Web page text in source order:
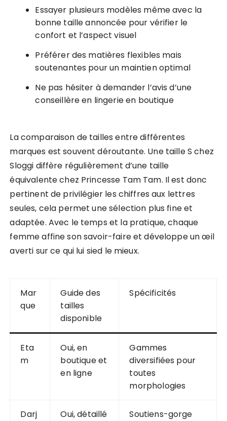
Essayer plusieurs modèles même avec la
bonne taille annoncée pour vérifier le
confort et l’aspect visuel
Préférer des matières flexibles mais
soutenantes pour un maintien optimal
Ne pas hésiter à demander l’avis d’une
conseillère en lingerie en boutique
La comparaison de tailles entre différentes
marques est souvent déroutante. Une taille S chez
Sloggi diffère régulièrement d’une taille
équivalente chez Princesse Tam Tam. Il est donc
pertinent de privilégier les chiffres aux lettres
seules, cela permet une sélection plus fine et
adaptée. Avec le temps et la pratique, chaque
femme affine son savoir-faire et développe un œil
averti sur ce qui lui sied le mieux.
Mar
que
Guide des
tailles
disponible
Spécificités
Eta
m
Oui, en
boutique et
en ligne
Gammes
diversifiées pour
toutes
morphologies
Darj
Oui, détaillé
Soutiens-gorge